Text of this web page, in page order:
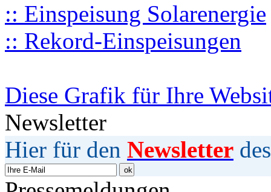
:: Einspeisung Solarenergie
:: Rekord-Einspeisungen
Diese Grafik für Ihre
Newsletter
Hier für den Newsletter